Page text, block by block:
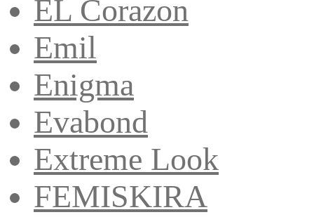
EL Corazon
Emil
Enigma
Evabond
Extreme Look
FEMISKIRA